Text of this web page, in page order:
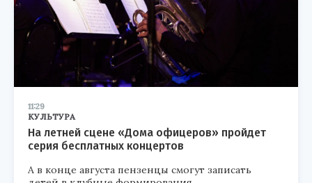
11:29
КУЛЬТУРА
На летней сцене «Дома офицеров» пройдет
серия бесплатных концертов
А в конце августа пензенцы смогут записать